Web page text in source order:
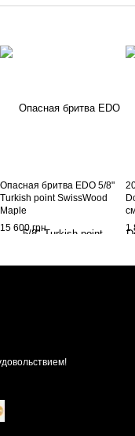
Опасная бритва EDO 5/8"
Turkish point SwissWood
Maple
15 600 грн
1